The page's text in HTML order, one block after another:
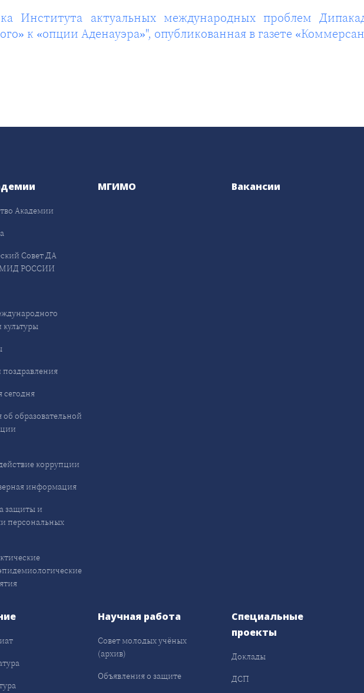
Института актуальных международных проблем
к «опции Аденауэра»", опубликованная в газете
Академии
Совет ДА
РОССИИ
культуры
сегодня
об образовательной
коррупции
информация
защиты и
персональных
МГИМО Вакансии
Научная работа
Совет молодых учёных
(архив)
Объявления о защите
Специальные
проекты
Доклады
ДСП